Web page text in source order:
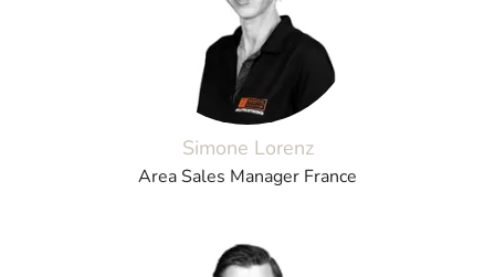
Simone Lorenz
Area Sales Manager France